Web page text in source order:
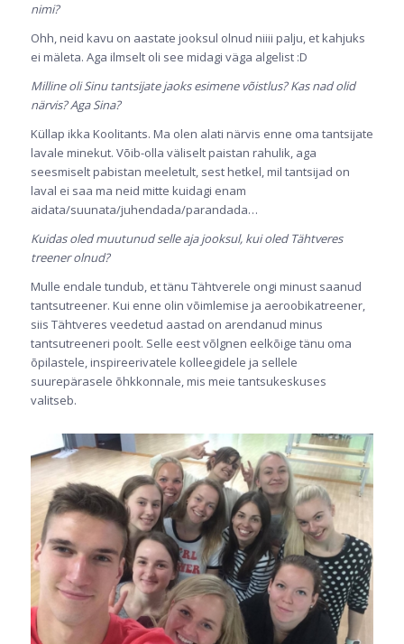
nimi?
Ohh, neid kavu on aastate jooksul olnud niiii palju, et kahjuks
ei mäleta. Aga ilmselt oli see midagi väga algelist :D
Milline oli Sinu tantsijate jaoks esimene võistlus? Kas nad olid
närvis? Aga Sina?
Küllap ikka Koolitants. Ma olen alati närvis enne oma tantsijate
lavale minekut. Võib-olla väliselt paistan rahulik, aga
seesmiselt pabistan meeletult, sest hetkel, mil tantsijad on
laval ei saa ma neid mitte kuidagi enam
aidata/suunata/juhendada/parandada…
Kuidas oled muutunud selle aja jooksul, kui oled Tähtveres
treener olnud?
Mulle endale tundub, et tänu Tähtverele ongi minust saanud
tantsutreener. Kui enne olin võimlemise ja aeroobikatreener,
siis Tähtveres veedetud aastad on arendanud minus
tantsutreeneri poolt. Selle eest võlgnen eelkõige tänu oma
õpilastele, inspireerivatele kolleegidele ja sellele
suurepärasele õhkkonnale, mis meie tantsukeskuses
valitseb.